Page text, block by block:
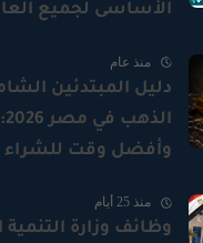
الأساسى لجميع
منذ عام
دليل المبتدئين
وأفضل وقت للشراء
منذ 25 أيام
وظائف وزارة التنمية